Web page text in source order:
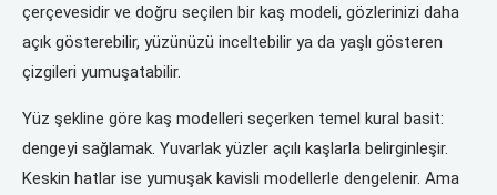
çerçevesidir ve doğru seçilen bir kaş modeli, gözlerinizi daha
açık gösterebilir, yüzünüzü inceltebilir ya da yaşlı gösteren
çizgileri yumuşatabilir.
Yüz şekline göre kaş modelleri seçerken temel kural basit:
dengeyi sağlamak. Yuvarlak yüzler açılı kaşlarla belirginleşir.
Keskin hatlar ise yumuşak kavisli modellerle dengelenir. Ama